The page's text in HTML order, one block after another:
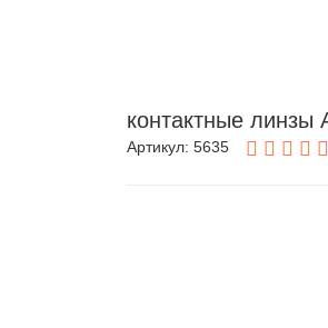
контактные линзы
Артикул: 5635